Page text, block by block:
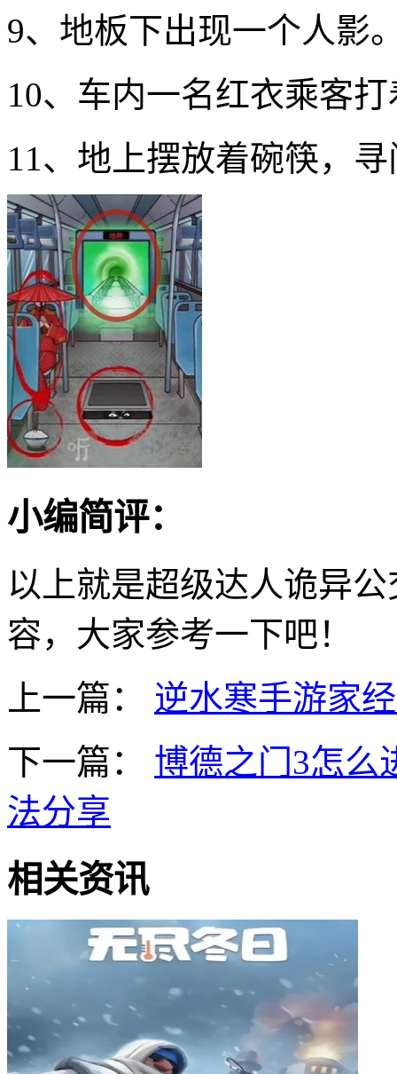
9、地板下出现一个人影
10、车内一名红衣乘客
11、地上摆放着碗筷，
小编简评：
以上就是超级达人诡异
容，大家参考一下吧！
上一篇：
逆水寒手游家
下一篇：
博德之门3怎么
法分享
相关资讯